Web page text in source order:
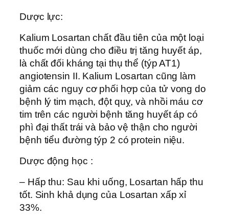
Dược lực:
Kalium Losartan chất đầu tiên của một loại
thuốc mới dùng cho điều trị tăng huyết áp,
là chất đối kháng tại thụ thể (týp AT1)
angiotensin II. Kalium Losartan cũng làm
giảm các nguy cơ phối hợp của tử vong do
bệnh lý tim mạch, đột quỵ, và nhồi máu cơ
tim trên các người bệnh tăng huyết áp có
phì đại thất trái và bảo vệ thận cho người
bệnh tiểu đường týp 2 có protein niệu.
Dược động học :
– Hấp thu: Sau khi uống, Losartan hấp thu
tốt. Sinh khả dụng của Losartan xấp xỉ
33%.